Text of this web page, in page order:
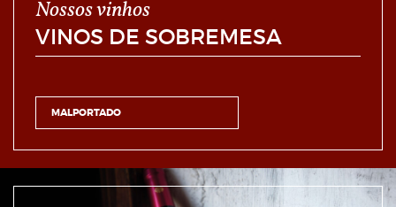
Nossos vinhos
VINOS DE SOBREMESA
MALPORTADO